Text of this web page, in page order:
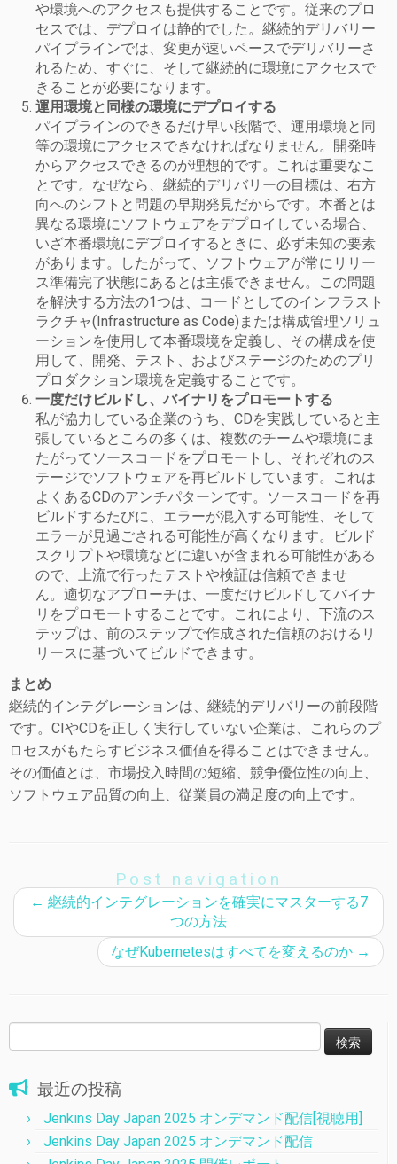
や環境へのアクセスも提供することです。 従来のプロ
セスでは、デプロイは静的でした。 継続的デリバリー
パイプラインでは、変更が速いペースでデリバリーさ
れるため、すぐに、そして継続的に環境にアクセスで
きることが必要になります。
運用環境と同様の環境にデプロイする
パイプラインのできるだけ早い段階で、運用環境と同
等の環境にアクセスできなければなりません。開発時
からアクセスできるのが理想的です。
これは重要なこ
とです。なぜなら、継続的デリバリーの目標は、右方
向へのシフトと問題の早期発見だからです。 本番とは
異なる環境にソフトウェアをデプロイしている場合、
いざ本番環境にデプロイするときに、必ず未知の要素
があります。
したがって、ソフトウェアが常にリリー
ス準備完了状態にあるとは主張できません。
この問題
を解決する方法の1つは、コードとしてのインフラスト
ラクチャ(Infrastructure as Code)または構成管理ソリュ
ーションを使用して本番環境を定義し、その構成を使
用して、開発、テスト、およびステージのためのプリ
プロダクション環境を定義することです。
一度だけビルドし、バイナリをプロモートする
私が協力している企業のうち、CDを実践していると主
張しているところの多くは、複数のチームや環境にま
たがってソースコードをプロモートし、それぞれのス
テージでソフトウェアを再ビルドしています。
これは
よくあるCDのアンチパターンです。
ソースコードを再
ビルドするたびに、エラーが混入する可能性、そして
エラーが見過ごされる可能性が高くなります。
ビルド
スクリプトや環境などに違いが含まれる可能性がある
ので、上流で行ったテストや検証は信頼できませ
ん。 適切なアプローチは、一度だけビルドしてバイナ
リをプロモートすることです。
これにより、下流のス
テップは、前のステップで作成された信頼のおけるリ
リースに基づいてビルドできます。
まとめ
継続的インテグレーションは、継続的デリバリーの前段階
です。 CIやCDを正しく実行していない企業は、これらのプ
ロセスがもたらすビジネス価値を得ることはできません。
その価値とは、市場投入時間の短縮、競争優位性の向上、
ソフトウェア品質の向上、従業員の満足度の向上です。
Post navigation
← 継続的インテグレーションを確実にマスターする7
つの方法
なぜKubernetesはすべてを変えるのか →
索:
最近の投稿
Jenkins Day Japan 2025 オンデマンド配信[視聴用]
Jenkins Day Japan 2025 オンデマンド配信